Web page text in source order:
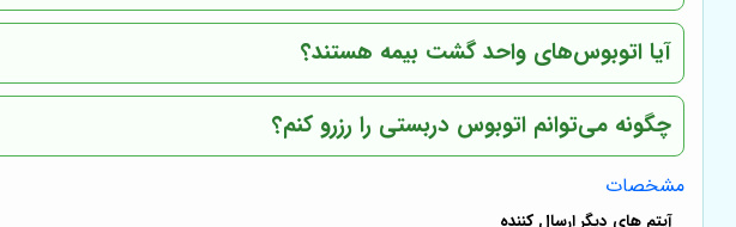
آیا اتوبوس‌های واحد گشت بیمه هستند؟
چگونه می‌توانم اتوبوس دربستی را رزرو کنم؟
مشخصات